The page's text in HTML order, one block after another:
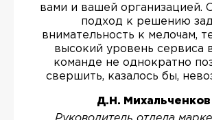
вами и вашей организацией.
подход к решению
внимательность к мелочам,
высокий уровень сервиса
команде не однократно
свершить, казалось бы,
Д.Н. Михальченков